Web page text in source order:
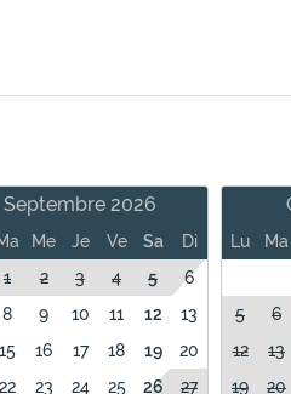
Septembre 2026
Me Je Ve Sa
Di
1
2 3 4 5
6
8 9 10 11 12
13
15 16 17 18 19
20
22 23 24 25 26
27
Lu Ma
5
6
12
13
19
20